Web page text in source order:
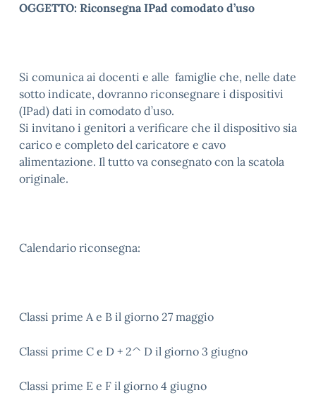
OGGETTO: Riconsegna IPad comodato d’uso
Si comunica ai docenti e alle famiglie che, nelle date
sotto indicate, dovranno riconsegnare i dispositivi
(IPad) dati in comodato d’uso.
Si invitano i genitori a verificare che il dispositivo sia
carico e completo del caricatore e cavo
alimentazione. Il tutto va consegnato con la scatola
originale.
Calendario riconsegna:
Classi prime A e B il giorno 27 maggio
Classi prime C e D + 2^ D il giorno 3 giugno
Classi prime E e F il giorno 4 giugno